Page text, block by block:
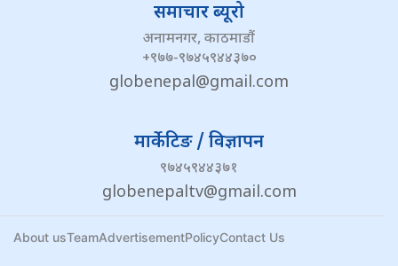
समाचार ब्यूरो
अनामनगर, काठमाडौं
+९७७-९७४५९४४३७०
globenepal@gmail.com
मार्केटिङ / विज्ञापन
९७४५९४४३७१
globenepaltv@gmail.com
About usTeamAdvertisementPolicyContact Us